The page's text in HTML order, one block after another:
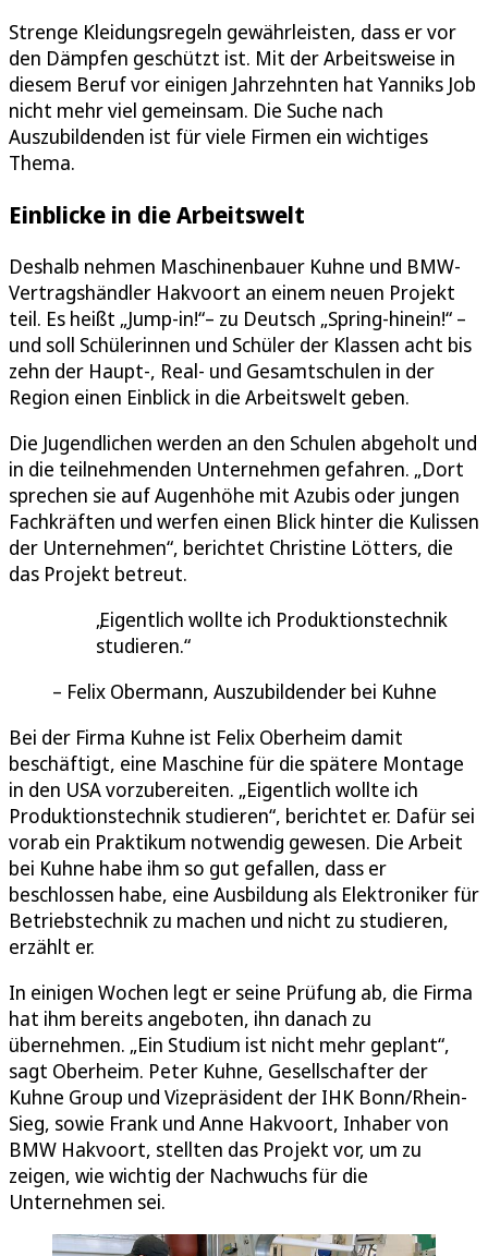
Strenge Kleidungsregeln gewährleisten, dass er vor
den Dämpfen geschützt ist. Mit der Arbeitsweise in
diesem Beruf vor einigen Jahrzehnten hat Yanniks Job
nicht mehr viel gemeinsam. Die Suche nach
Auszubildenden ist für viele Firmen ein wichtiges
Thema.
Einblicke in die Arbeitswelt
Deshalb nehmen Maschinenbauer Kuhne und BMW-
Vertragshändler Hakvoort an einem neuen Projekt
teil. Es heißt „Jump-in!“– zu Deutsch „Spring-hinein!“ –
und soll Schülerinnen und Schüler der Klassen acht bis
zehn der Haupt-, Real- und Gesamtschulen in der
Region einen Einblick in die Arbeitswelt geben.
Die Jugendlichen werden an den Schulen abgeholt und
in die teilnehmenden Unternehmen gefahren. „Dort
sprechen sie auf Augenhöhe mit Azubis oder jungen
Fachkräften und werfen einen Blick hinter die Kulissen
der Unternehmen“, berichtet Christine Lötters, die
das Projekt betreut.
Eigentlich wollte ich Produktionstechnik
studieren.
Felix Obermann, Auszubildender bei Kuhne
Bei der Firma Kuhne ist Felix Oberheim damit
beschäftigt, eine Maschine für die spätere Montage
in den USA vorzubereiten. „Eigentlich wollte ich
Produktionstechnik studieren“, berichtet er. Dafür sei
vorab ein Praktikum notwendig gewesen. Die Arbeit
bei Kuhne habe ihm so gut gefallen, dass er
beschlossen habe, eine Ausbildung als Elektroniker für
Betriebstechnik zu machen und nicht zu studieren,
erzählt er.
In einigen Wochen legt er seine Prüfung ab, die Firma
hat ihm bereits angeboten, ihn danach zu
übernehmen. „Ein Studium ist nicht mehr geplant“,
sagt Oberheim. Peter Kuhne, Gesellschafter der
Kuhne Group und Vizepräsident der IHK Bonn/Rhein-
Sieg, sowie Frank und Anne Hakvoort, Inhaber von
BMW Hakvoort, stellten das Projekt vor, um zu
zeigen, wie wichtig der Nachwuchs für die
Unternehmen sei.